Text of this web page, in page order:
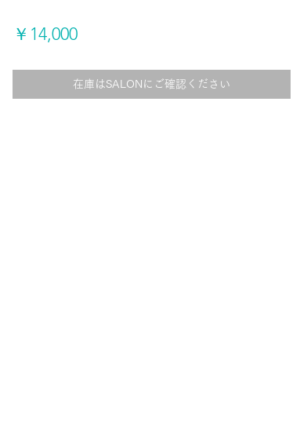
￥14,000価
在庫はSALONにご確認ください